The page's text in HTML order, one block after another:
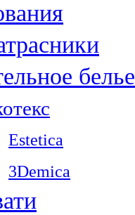
белье
Estetica
3Demica